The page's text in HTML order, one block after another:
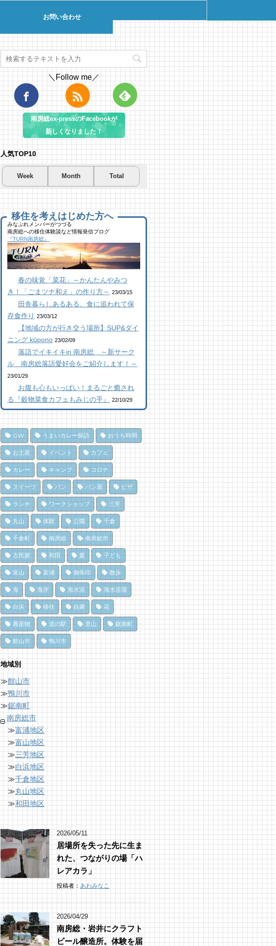
お問い合わせ
＼Follow me／
南房総ex-pressのFacebookが
新しくなりました！
人気TOP10
Week Month Total
夏を先取り！プールに行こう！
南房総市千倉B&G海洋センター
46 views|byTsuno
館山にオープン！地域の素材か
らはじめる物作り工房
25 views|byなべたゆかり
【コラボ】ジビエも揃う、鮮度
抜群の南房総おさかなセンター
【安房國テレビ】
23 views |byなべたゆかり
乗馬初心者の私でも、海辺を楽
しく散策できた！ 乗馬体験レ
ポート
21 views|
南房総こんな素敵な所があっ
た！| かじか橋
和田町仁我浦で、エコヴィレッ
ジUMIKAZE開拓中！
ドライブ休憩にオススメ！「と
みうら元気倶楽部」でホッと一
息♪
15 views
| byフジイ ミツコ
【コラボ】ちくら漁港朝市と
は⁉︎ 名物「港海鮮焼き」で新鮮
魚介を食べ尽くす！【安房國テ
レビ】
15 views | by美里歩来
(Poccuru)
夏のごほうびにこだわりのかき
氷を風菓堂で
15 views| by フジイ ミツコ
南房総・岩井にクラフトビール
醸造所。体験を届ける新たな拠
点へ
15 views|byなべたゆかり
夏を先取り！プールに行こう！
南房総市千倉B&G海洋センター
208 views|byTsuno
ブルーベリー狩りに行ってき
た！「コロコロ農園 庄兵衛」
千倉町
109 views|by原みりか
館山にオープン！地域の素材か
らはじめる物作り工房
109 views|by なべたゆかり
南房総こんな素敵な所があっ
た！| かじか橋
99 views|byCAT SEA KURO
【コラボ】ジビエも揃う、鮮度
抜群の南房総おさかなセンター
【安房國テレビ】
乗馬初心者の私でも、海辺を楽
しく散策できた！ 乗馬体験レ
ポート
77 views|byなべたゆかり
夏だ、クジラ到来。クジラに会
いに和田町に行こう！〈前編〉
70 views
| byshouji naomi
夏のごほうびにこだわりのかき
氷を風菓堂で
69 views |byフジイ ミツコ
ドライブ休憩にオススメ！「と
みうら元気倶楽部」でホッと一
息♪
65 views|byフジイ ミツコ
南房総の海を食らう！天然とこ
ろてん専門店
「ところてん小屋 青木」
61 views |by原みりか
海遊び＆キャンプするならコ
コ！南房総のおすすめキャンプ
場まとめ【2】
40,695 views
| by
似顔絵ケーキに感動！館山のケ
ーキ屋さん「プチ アンジュ」
17,149 views|by福美
南房総パン屋めぐり【２】
橋本屋製パン店（館山市）
12,848 views| bychoco-love
南房総こんな素敵な所があっ
た！| かじか橋
12,026 views |byCAT SEA
KURO
南房総の海を食らう！天然とこ
ろてん専門店
10,869 views
|by 原みりか
南房総パン屋めぐり【3】石窯
パン工房そろそろ（鴨川市）前
編パン
10,838 views|bychoco-love
南房総パン屋めぐり【１】
クリケット（鴨川市）
10,471 views|bychoco-love
冬でも楽しめる！沖ノ島の無人
島探検！
10,164 views|by福美
洗濯は持ち帰らない！カフェ併
設のコインランドリーで帰宅前
に洗濯
8,896 views | byなべたゆかり
「房総の駅とみうら」で夕食を
済ませて渋滞を回避しよう！
8,765 views| byari-iku
移住を考えはじめた方へ
みなぷれメンバーがつづる
南房総への移住体験談など情報発信ブログ
『TURN南房総』
春の味覚「菜花」～かんたんやみつ
き！「ごまツナ和え」の作り方～ 23/03/15
田舎暮らしあるある、食に追われて保
存食作り 23/03/12
【地域の方が行き交う場所】SUP&ダイ
ニング kūpono 23/02/09
落語でイキイキin 南房総 ～新サーク
ル 南房総落語愛好会をご紹介します！～
23/01/29
お腹も心もいっぱい！まるごと癒され
る『穀物菜食カフェもみじの手』
22/10/29
GW うまいカレー探訪 おうち時間
お土産 イベント カフェ
カレー キャンプ コロナ
スイーツ パン パン屋 ピザ
ランチ ワークショップ 三芳
丸山 体験 公園 千倉
千倉町 南房総 南房総市
古民家 和田 夏 子ども
富山 富浦 御朱印 散歩
海 海岸 海水浴 海水浴場
白浜 移住 自粛 花
農産物 道の駅 里山 鋸南町
館山市 鴨川市
地域別
≫館山市
≫鴨川市
≫鋸南町
南房総市
≫富浦地区
≫富山地区
≫三芳地区
≫白浜地区
≫千倉地区
≫丸山地区
≫和田地区
2026/05/11
居場所を失った先に生ま
れた、つながりの場「ハ
レアカラ」
投稿者：あわみなこ
2026/04/29
南房総・岩井にクラフト
ビール醸造所。体験を届